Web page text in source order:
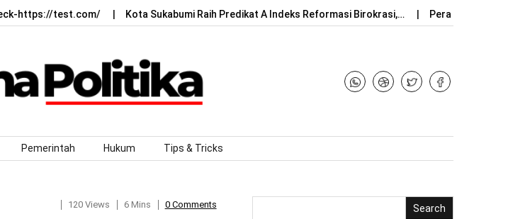
https://test.com/ Kota Sukabumi Raih Predikat A Indeks Reformasi Birokrasi,… Peran
Pemerintah Hukum Tips & Tricks
120 Views 6 Mins 0 Comments Search